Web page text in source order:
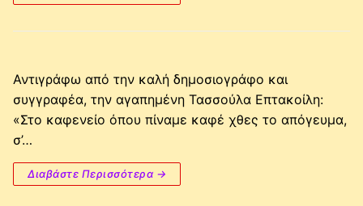
Αντιγράφω από την καλή δημοσιογράφο και
συγγραφέα, την αγαπημένη Τασσούλα Επτακοίλη:
«Στο καφενείο όπου πίναμε καφέ χθες το απόγευμα,
σ’…
Διαβάστε Περισσότερα →